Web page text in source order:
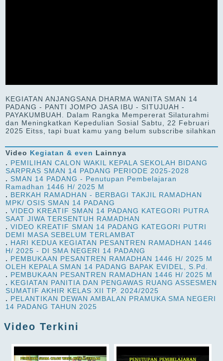
KEGIATAN ANJANGSANA DHARMA WANITA SMAN 14
PADANG - PANTI JOMPO JASA IBU - SITUJUAH -
PAYAKUMBUAH. Dalam Rangka Mempererat Silaturahmi
dan Meningkatkan Kepedulian Sosial Sabtu, 22 Februari
2025 Eitss, tapi buat kamu yang belum subscribe silahkan
Video Kegiatan & even Lainnya
. PEMILIHAN CALON WAKIL KEPALA SEKOLAH BIDANG
SARPRAS SMAN 14 PADANG PERIODE 2025-2028
. SMAN 14 PADANG - Penutupan Pembelajaran
Ramadhan 1446 H/ 2025 M
. BERKAH RAMADHAN - BERBAGI TAKJIL RAMADHAN
MPK/ OSIS SMAN 14 PADANG
. VIDEO KREATIF SMAN 14 PADANG KATEGORI PUTRA
SAAT JIWA TERSENTUH RAMADHAN
. VIDEO KREATIF SMAN 14 PADANG KATEGORI PUTRI
DEMI MASA SEBELUM TERLAMBAT
. HARI KEDUA KEGIATAN PESANTREN RAMADHAN 1446
H/ 2025 - DI SMA NEGERI 14 PADANG
. PEMBUKAAN PESANTREN RAMADHAN 1446 H/ 2025 M
OLEH KEPALA SMAN 14 PADANG BAPAK EVIDEL, S.Pd.
. PEMBUKAAN PESANTREN RAMADHAN 1446 H/ 2025 M
. KEGIATAN PANITIA DAN PENGAWAS RUANG ASSESMEN
SUMATIF AKHIR KELAS XII TP. 2024/2025
. PELANTIKAN DEWAN AMBALAN PRAMUKA SMA NEGERI
14 PADANG TAHUN 2025
Video Terkini